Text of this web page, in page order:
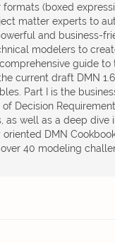
(boxed
matter experts to
and business-
modelers to
guide
current draft DMN
Part I is the
Decision
as well as a deep dive
DMN
40 modeling